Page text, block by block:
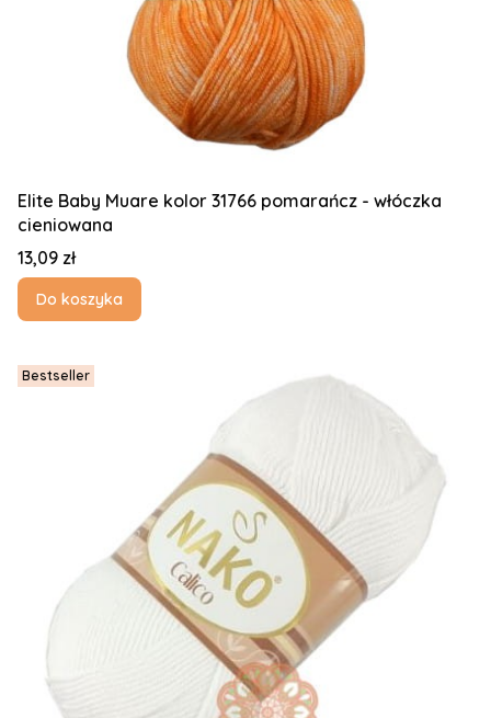
Elite Baby Muare kolor 31766 pomarańcz - włóczka
cieniowana
Cena
13,09 zł
Do koszyka
Bestseller